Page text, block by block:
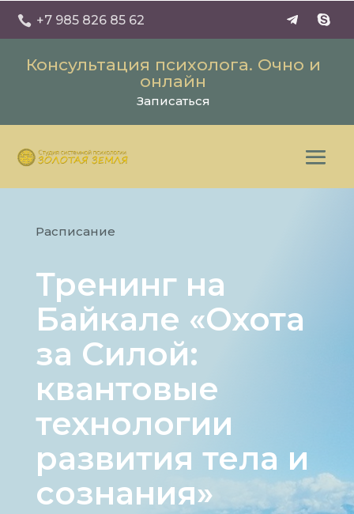
 +7 985 826 85 62
Консультация психолога. Очно и
онлайн
Записаться
Расписание
Тренинг на
Байкале «Охота
за Силой:
квантовые
технологии
развития тела и
сознания»